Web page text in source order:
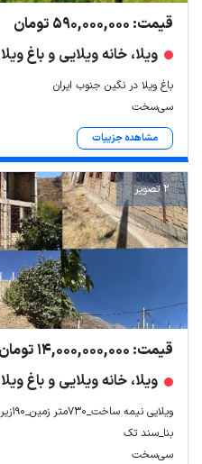
قیمت: 590,000,000 تومان
ویلا، خانه ویلایی و باغ ویلا
باغ ویلا در نگین جنوب ایران
سی‌سخت
مشاهده جزییات
2 تصویر
قیمت: 14,000,000,000 تومان
ویلا، خانه ویلایی و باغ ویلا
ویلایی نیمه ساخت_۷۳۰متر زمین_۱۹۰زیر
بنا_سند تک
سی‌سخت